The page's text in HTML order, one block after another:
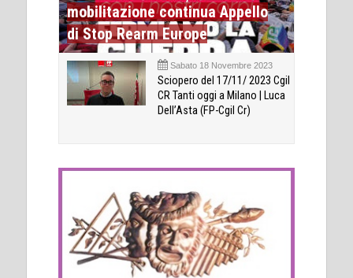
mobilitazione continua Appello
di Stop Rearm Europe
Sabato 18 Novembre 2023
Sciopero del 17/11/ 2023 Cgil
CR Tanti oggi a Milano | Luca
Dell’Asta (FP-Cgil Cr)